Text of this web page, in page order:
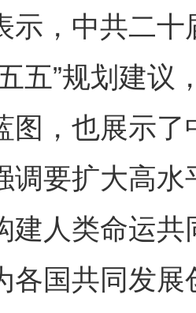
，中共二十
五”规划建
图，也展示
调要扩大高
建人类命运
各国共同发